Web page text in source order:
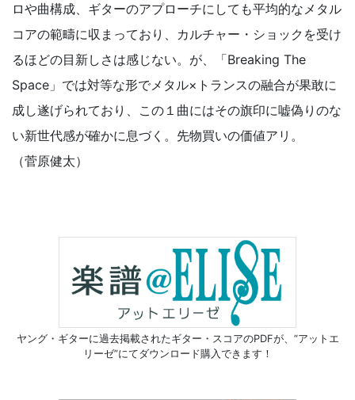
ロや曲構成、ギターのアプローチにしても平均的なメタル
コアの範疇に収まっており、カルチャー・ショックを受け
るほどの目新しさは感じない。が、「Breaking The
Space」では対等な形でメタル×トランスの融合が果敢に
成し遂げられており、この１曲にはその旗印に嘘偽りのな
い新世代感が確かに息づく。先物買いの価値アリ。
（菅原健太）
ヤング・ギターに過去掲載されたギター・スコアのPDFが、 “アットエ
リーゼ”にてダウンロード購入できます！